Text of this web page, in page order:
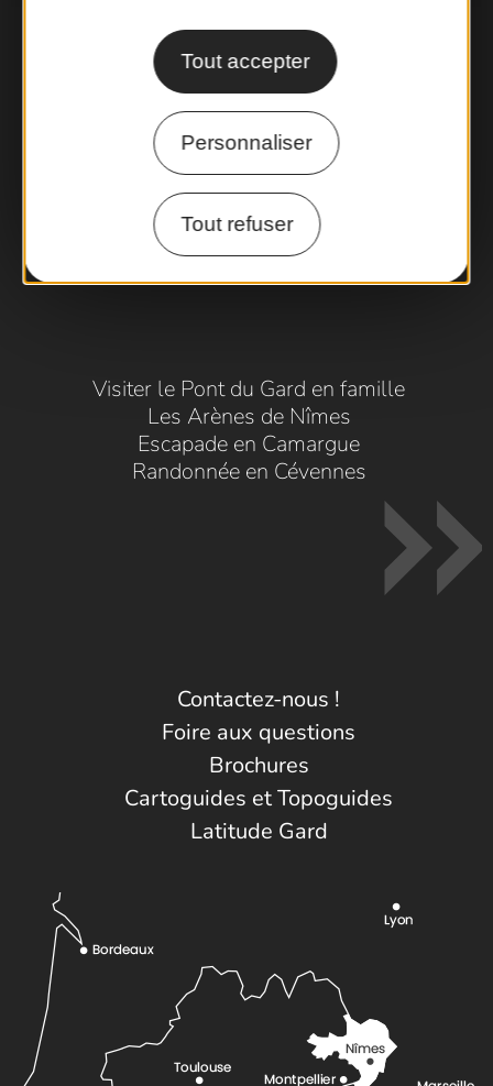
Tout accepter
Personnaliser
Tout refuser
Visiter le Pont du Gard en famille
Les Arènes de Nîmes
Escapade en Camargue
Randonnée en Cévennes
Contactez-nous !
Foire aux questions
Brochures
Cartoguides et Topoguides
Latitude Gard